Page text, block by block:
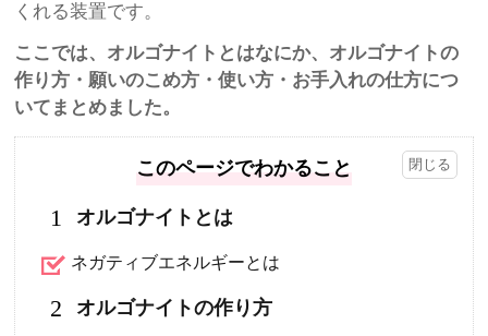
くれる装置です。
ここでは、オルゴナイトとはなにか、オルゴナイトの
作り方・願いのこめ方・使い方・お手入れの仕方につ
いてまとめました。
このページでわかること
1 オルゴナイトとは
ネガティブエネルギーとは
2 オルゴナイトの作り方